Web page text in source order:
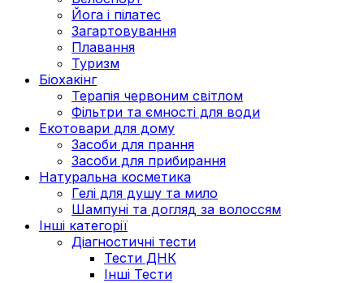
Йога і пілатес
Загартовування
Плавання
Туризм
Біохакінг
Терапія червоним світлом
Фільтри та ємності для води
Екотовари для дому
Засоби для прання
Засоби для прибирання
Натуральна косметика
Гелі для душу та мило
Шампуні та догляд за волоссям
Інші категорії
Діагностичні тести
Тести ДНК
Інші Тести